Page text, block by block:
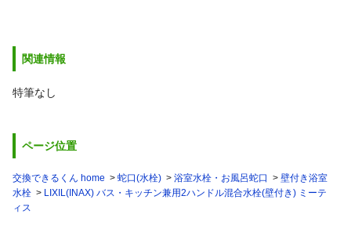
関連情報
特筆なし
ページ位置
交換できるくん home 蛇口(水栓) 浴室水栓・お風呂蛇口
壁付き浴室
水栓
LIXIL(INAX) バス・キッチン兼用2ハンドル混合水栓(壁付き) ミーテ
ィス